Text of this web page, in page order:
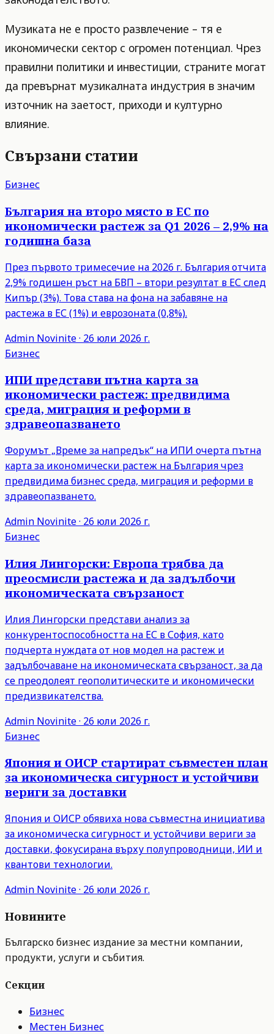
Музиката не е просто развлечение – тя е
икономически сектор с огромен потенциал. Чрез
правилни политики и инвестиции, страните могат
да превърнат музикалната индустрия в значим
източник на заетост, приходи и културно
влияние.
Свързани статии
Бизнес
България на второ място в ЕС по
икономически растеж за Q1 2026 – 2,9% на
годишна база
През първото тримесечие на 2026 г. България отчита
2,9% годишен ръст на БВП – втори резултат в ЕС след
Кипър (3%). Това става на фона на забавяне на
растежа в ЕС (1%) и еврозоната (0,8%).
Admin Novinite· 26 юли 2026 г.
Бизнес
ИПИ представи пътна карта за
икономически растеж: предвидима
среда, миграция и реформи в
здравеопазването
Форумът „Време за напредък“ на ИПИ очерта пътна
карта за икономически растеж на България чрез
предвидима бизнес среда, миграция и реформи в
здравеопазването.
Admin Novinite· 26 юли 2026 г.
Бизнес
Илия Лингорски: Европа трябва да
преосмисли растежа и да задълбочи
икономическата свързаност
Илия Лингорски представи анализ за
конкурентоспособността на ЕС в София, като
подчерта нуждата от нов модел на растеж и
задълбочаване на икономическата свързаност, за да
се преодолеят геополитическите и икономически
предизвикателства.
Admin Novinite· 26 юли 2026 г.
Бизнес
Япония и ОИСР стартират съвместен план
за икономическа сигурност и устойчиви
вериги за доставки
Япония и ОИСР обявиха нова съвместна инициатива
за икономическа сигурност и устойчиви вериги за
доставки, фокусирана върху полупроводници, ИИ и
квантови технологии.
Admin Novinite· 26 юли 2026 г.
Новините
Българско бизнес издание за местни компании,
продукти, услуги и събития.
Секции
Бизнес
Местен Бизнес